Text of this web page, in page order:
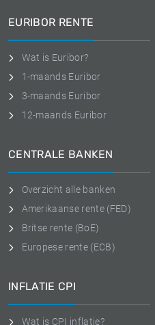
EURIBOR RENTE
Wat is Euribor?
1-maands Euribor
3-maands Euribor
12-maands Euribor
CENTRALE BANKEN
Overzicht alle banken
Amerikaanse rente (FED)
Britse rente (BoE)
Europese rente (ECB)
INFLATIE CPI
Wat is CPI inflatie?